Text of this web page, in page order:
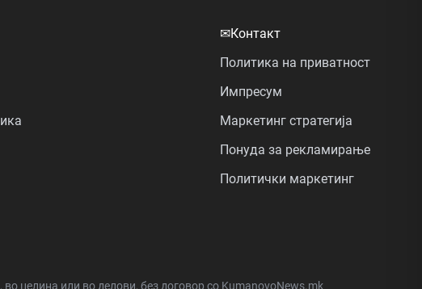
✉Контакт
Политика на приватност
Импресум
Маркетинг стратегија
Понуда за рекламирање
Политички маркетинг
во целина или во делови, без договор со KumanovoNews.mk